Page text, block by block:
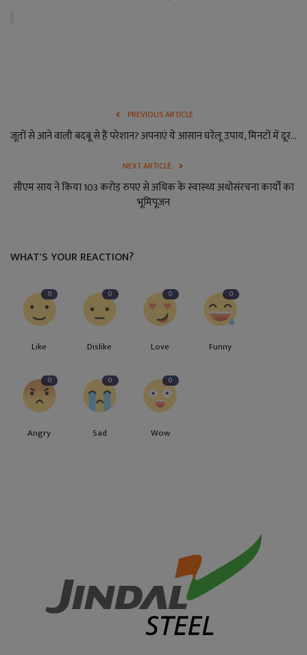
PREVIOUS ARTICLE
जूतों से आने वाली बदबू से हैं परेशान? अपनाएं ये आसान घरेलू उपाय, मिनटों में दूर...
NEXT ARTICLE
सीएम साय ने किया 103 करोड़ रुपए से अधिक के स्वास्थ्य अधोसंरचना कार्यों का
भूमिपूजन
WHAT'S YOUR REACTION?
0
Like
0
Dislike
0
Love
0
Funny
0
Angry
0
Sad
0
Wow